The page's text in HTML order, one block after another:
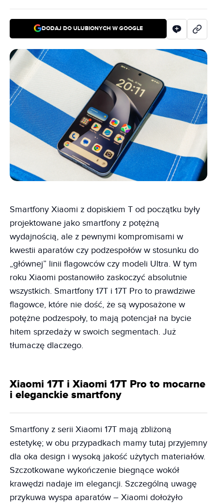
DODAJ DO ULUBIONYCH W GOOGLE
Smartfony Xiaomi z dopiskiem T od początku były
projektowane jako smartfony z potężną
wydajnością, ale z pewnymi kompromisami w
kwestii aparatów czy podzespołów w stosunku do
„głównej” linii flagowców czy modeli Ultra. W tym
roku Xiaomi postanowiło zaskoczyć absolutnie
wszystkich. Smartfony 17T i 17T Pro to prawdziwe
flagowce, które nie dość, że są wyposażone w
potężne podzespoły, to mają potencjał na bycie
hitem sprzedaży w swoich segmentach. Już
tłumaczę dlaczego.
Xiaomi 17T i Xiaomi 17T Pro to mocarne
i eleganckie smartfony
Smartfony z serii Xiaomi 17T mają zbliżoną
estetykę; w obu przypadkach mamy tutaj przyjemny
dla oka design i wysoką jakość użytych materiałów.
Szczotkowane wykończenie biegnące wokół
krawędzi nadaje im elegancji. Szczególną uwagę
przykuwa wyspa aparatów – Xiaomi dołożyło